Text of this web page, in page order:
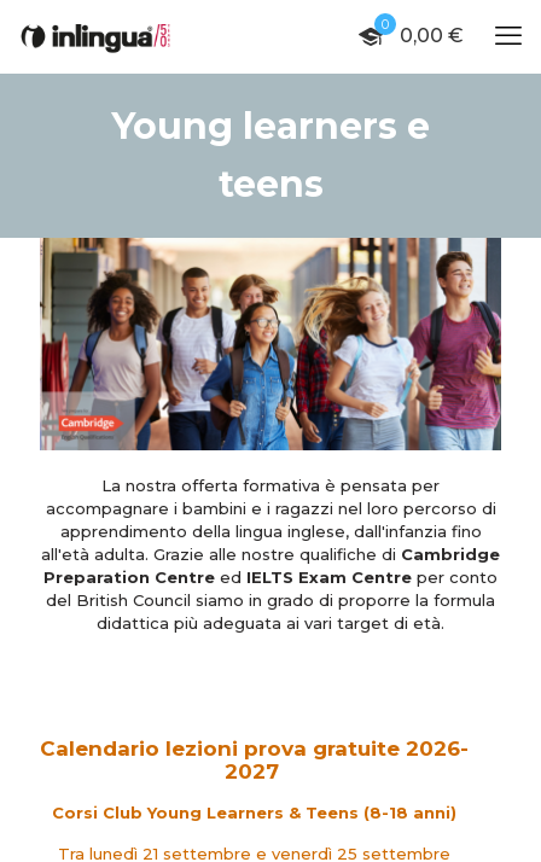
0 0,00 €
Young learners e
teens
La nostra offerta formativa è pensata per
accompagnare i bambini e i ragazzi nel loro percorso di
apprendimento della lingua inglese, dall'infanzia fino
all'età adulta. Grazie alle nostre qualifiche di Cambridge
Preparation Centre ed IELTS Exam Centre per conto
del British Council siamo in grado di proporre la formula
didattica più adeguata ai vari target di età.
Calendario lezioni prova gratuite 2026-
2027
Corsi Club Young Learners & Teens (8-18 anni)
Tra lunedì 21 settembre e venerdì 25 settembre